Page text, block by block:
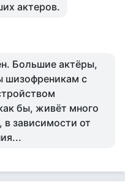
актеров.
Большие актёры,
шизофреникам с
бы, живёт много
в зависимости от